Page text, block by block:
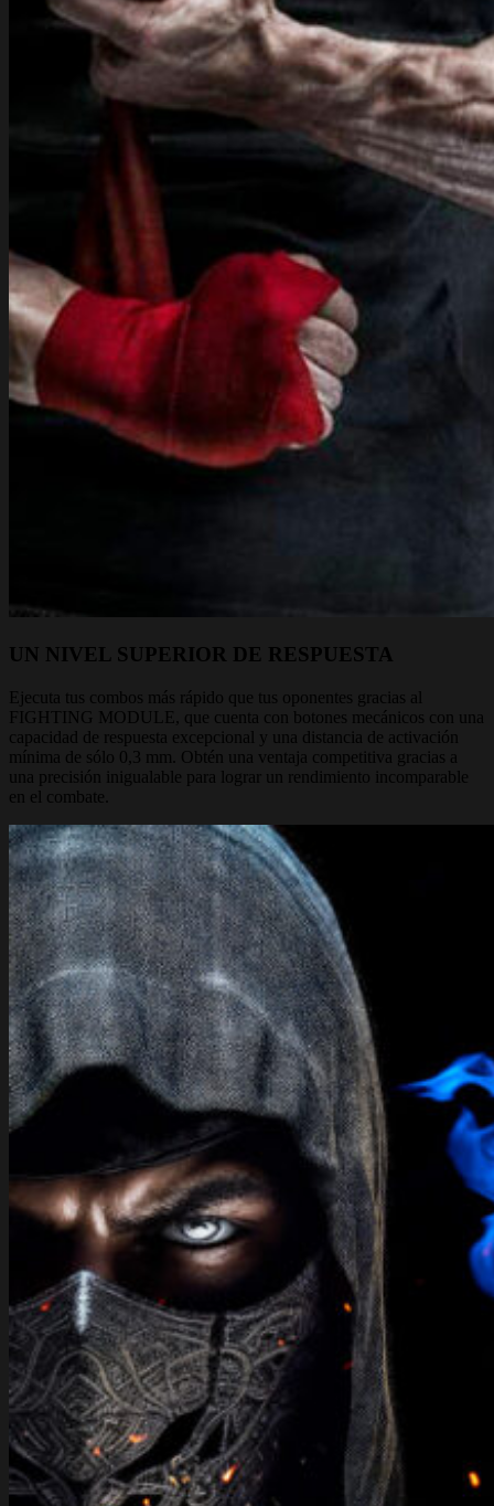
UN NIVEL SUPERIOR DE RESPUESTA
Ejecuta tus combos más rápido que tus oponentes gracias al
FIGHTING MODULE, que cuenta con botones mecánicos con una
capacidad de respuesta excepcional y una distancia de activación
mínima de sólo 0,3 mm. Obtén una ventaja competitiva gracias a
una precisión inigualable para lograr un rendimiento incomparable
en el combate.